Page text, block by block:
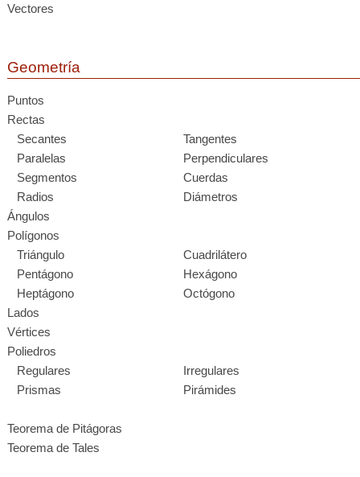
Vectores
Geometría
Puntos
Rectas
Secantes
Tangentes
Paralelas
Perpendiculares
Segmentos
Cuerdas
Radios
Diámetros
Ángulos
Polígonos
Triángulo
Cuadrilátero
Pentágono
Hexágono
Heptágono
Octógono
Lados
Vértices
Poliedros
Regulares
Irregulares
Prismas
Pirámides
Teorema de Pitágoras
Teorema de Tales